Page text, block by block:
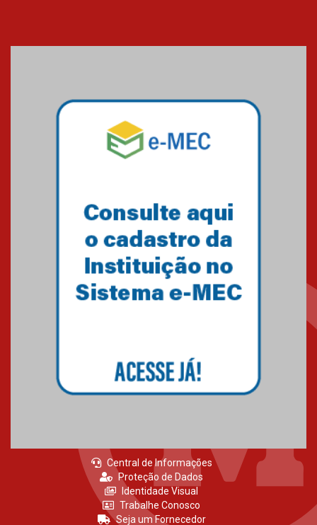
Central de Informações
Proteção de Dados
Identidade Visual
Trabalhe Conosco
Seja um Fornecedor